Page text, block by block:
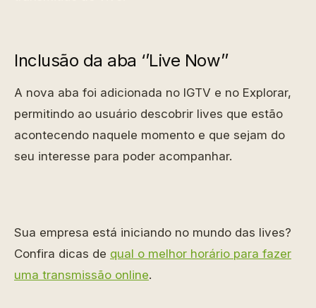
Inclusão da aba ‘’Live Now’’
A nova aba foi adicionada no IGTV e no Explorar,
permitindo ao usuário descobrir lives que estão
acontecendo naquele momento e que sejam do
seu interesse para poder acompanhar.
Sua empresa está iniciando no mundo das lives?
Confira dicas de qual o melhor horário para fazer
uma transmissão online.